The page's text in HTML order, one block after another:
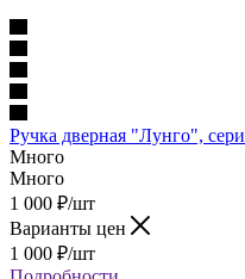
Ручка дверная "Лунго",
Много
Много
1 000 ₽/шт
Варианты цен
1 000 ₽/шт